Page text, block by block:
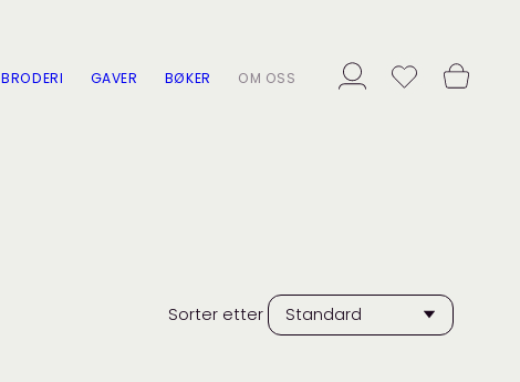
BRODERI GAVER BØKER OM OSS
Sorter etter